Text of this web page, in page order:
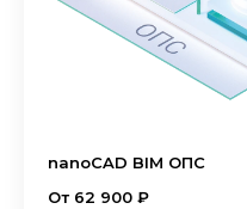
nanoCAD BIM ОПС
От 62 900 ₽